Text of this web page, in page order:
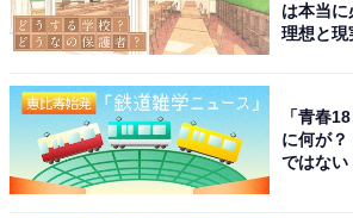
は本当に
理想と現
「青春
に何が
ではない